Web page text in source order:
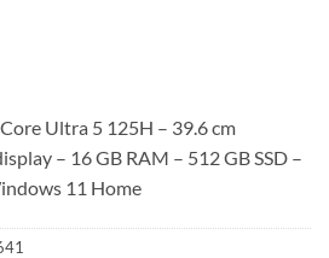
Ultra 5 125H – 39.6 cm
– 16 GB RAM – 512 GB SSD –
11 Home